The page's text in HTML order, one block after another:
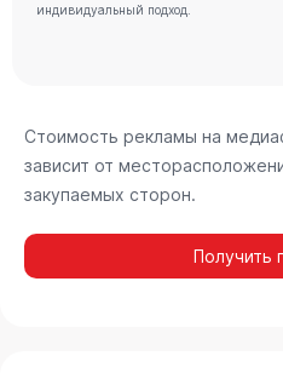
индивидуальный подход.
Стоимость рекламы на
зависит от
закупаемых сторон.
Получить